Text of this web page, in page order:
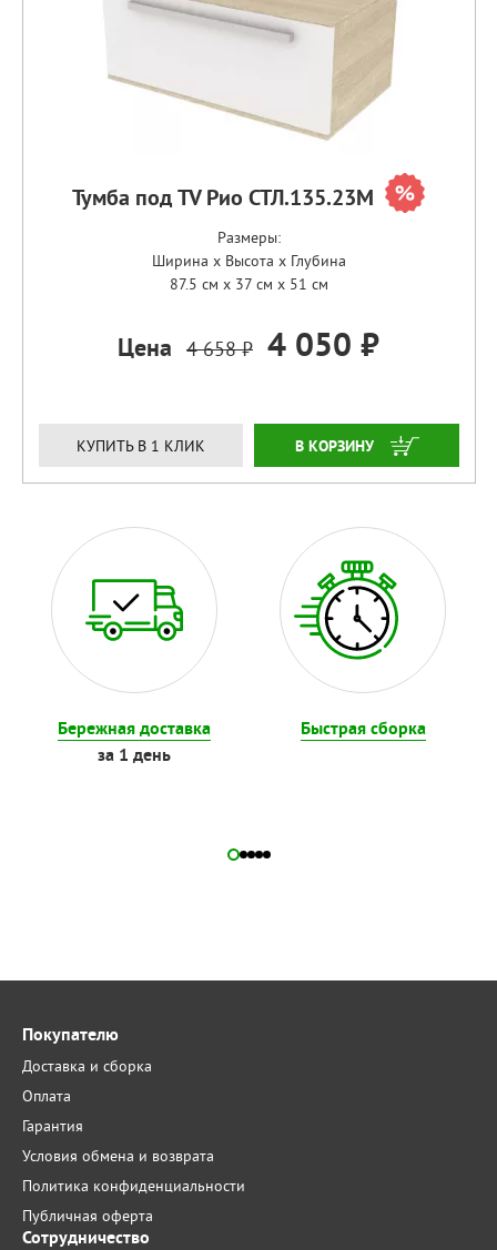
Тумба под TV Рио СТЛ.135.23М
Размеры:
Ширина x Высота x Глубина
87.5 см x 37 см x 51 см
Цена 4 658 ₽ 4 050 ₽
КУПИТЬ В 1 КЛИК ЗАКАЗАТЬ
Бережная доставка
за 1 день
Быстрая сборка
Покупателю
Доставка и сборка
Оплата
Гарантия
Условия обмена и возврата
Политика конфиденциальности
Публичная оферта
Сотрудничество